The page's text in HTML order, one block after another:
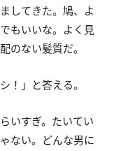
してきた。鳩、よ
もいいな。よく見
のない髪質だ。
！」と答える。
いすぎ。たいてい
ない。どんな男に